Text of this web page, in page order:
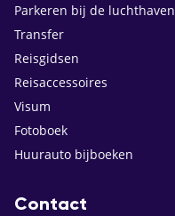
Parkeren bij de luchthaven
Transfer
Reisgidsen
Reisaccessoires
Visum
Fotoboek
Huurauto bijboeken
Contact